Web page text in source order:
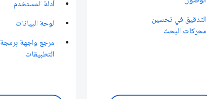
التدقيق في تحسين
محركات البحث
أدلة المستخدم
لوحة البيانات
مرجع واجهة برمجة
التطبيقات